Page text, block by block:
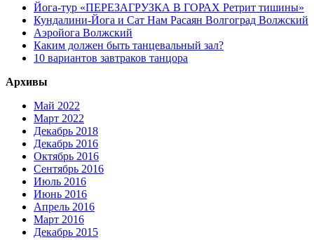
Йога-тур «ПЕРЕЗАГРУЗКА В ГОРАХ Ретрит тишины»
Кундалини-Йога и Сат Нам Расаян Волгоград Волжский
Аэройога Волжский
Каким должен быть танцевальный зал?
10 вариантов завтраков танцора
Архивы
Май 2022
Март 2022
Декабрь 2018
Декабрь 2016
Октябрь 2016
Сентябрь 2016
Июль 2016
Июнь 2016
Апрель 2016
Март 2016
Декабрь 2015